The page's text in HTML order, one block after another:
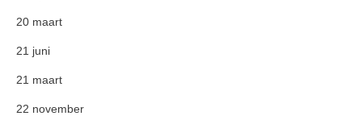
20 maart
21 juni
21 maart
22 november